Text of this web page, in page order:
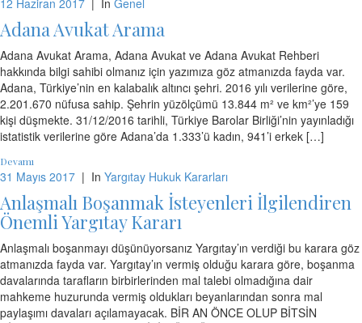
12 Haziran 2017 In Genel
Adana Avukat Arama
Adana Avukat Arama, Adana Avukat ve Adana Avukat Rehberi
hakkında bilgi sahibi olmanız için yazımıza göz atmanızda fayda var.
Adana, Türkiye’nin en kalabalık altıncı şehri. 2016 yılı verilerine göre,
2.201.670 nüfusa sahip. Şehrin yüzölçümü 13.844 m² ve km²’ye 159
kişi düşmekte. 31/12/2016 tarihli, Türkiye Barolar Birliği’nin yayınladığı
istatistik verilerine göre Adana’da 1.333’ü kadın, 941’i erkek […]
Devamı
31 Mayıs 2017 | In Yargıtay Hukuk Kararları
Anlaşmalı Boşanmak İsteyenleri İlgilendiren
Önemli Yargıtay Kararı
Anlaşmalı boşanmayı düşünüyorsanız Yargıtay’ın verdiği bu karara göz
atmanızda fayda var. Yargıtay’ın vermiş olduğu karara göre, boşanma
davalarında tarafların birbirlerinden mal talebi olmadığına dair
mahkeme huzurunda vermiş oldukları beyanlarından sonra mal
paylaşımı davaları açılamayacak. BİR AN ÖNCE OLUP BİTSİN